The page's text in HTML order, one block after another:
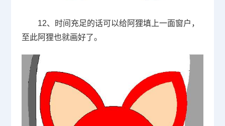
12、时间充足的话可以给阿狸填上一面窗户，
至此阿狸也就画好了。